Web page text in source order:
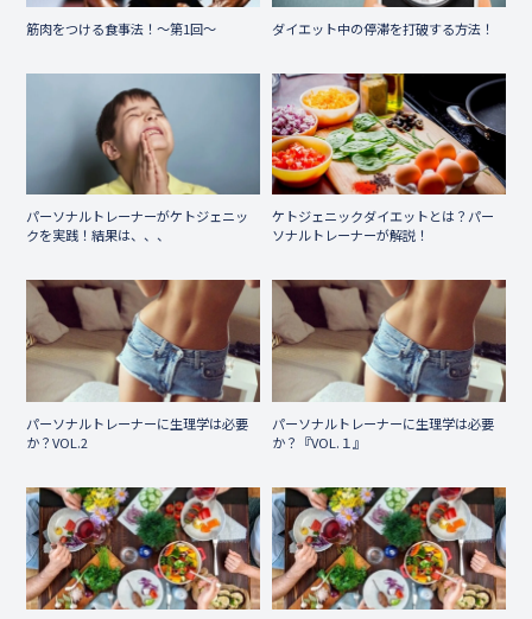
筋肉をつける食事法！〜第1回〜 ダイエット中の停滞を打破する方法！
パーソナルトレーナーがケトジェニッ
クを実践！結果は、、、
ケトジェニックダイエットとは？パー
ソナルトレーナーが解説！
パーソナルトレーナーに生理学は必要
か？VOL.2
パーソナルトレーナーに生理学は必要
か？『VOL.１』